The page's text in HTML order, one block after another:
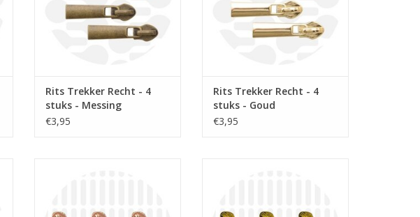
Rits Trekker Recht - 4
stuks - Messing
€3,95
Rits Trekker Recht - 4
stuks - Goud
€3,95